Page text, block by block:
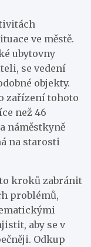
ve městě.
ubytovny
se vedení
objekty.
zařízení tohoto
než 46
náměstkyně
na starosti
kroků zabránit
problémů,
aby se v
Odkup